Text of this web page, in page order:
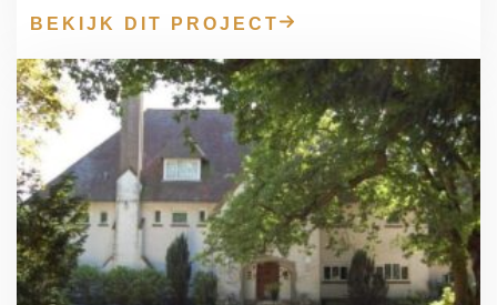
BEKIJK DIT PROJECT